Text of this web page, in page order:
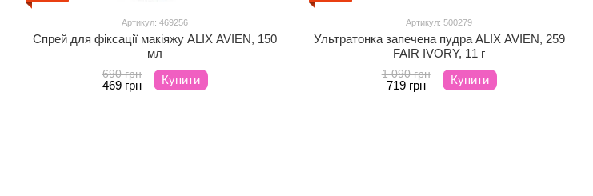
Артикул: 469256
Спрей для фіксації макіяжу ALIX AVIEN, 150
мл
690 грн
469 грн Купити
Артикул: 500279
Ультратонка запечена пудра ALIX AVIEN, 259
FAIR IVORY, 11 г
1 090 грн
719 грн Купити